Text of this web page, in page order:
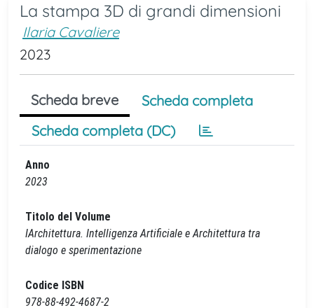
La stampa 3D di grandi dimensioni
Ilaria Cavaliere
2023
Scheda breve
Scheda completa
Scheda completa (DC)
Anno
2023
Titolo del Volume
IArchitettura. Intelligenza Artificiale e Architettura tra
dialogo e sperimentazione
Codice ISBN
978-88-492-4687-2